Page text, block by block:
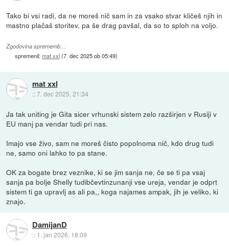
Tako bi vsi radi, da ne moreš nič sam in za vsako stvar kličeš njih in
mastno plačaš storitev, pa še drag pavšal, da so to sploh na voljo.
Zgodovina sprememb…
spremenil:mat xxl(7. dec 2025 ob 05:49)
mat xxl
::7. dec 2025, 21:34
Ja tak uniting je Gita sicer vrhunski sistem zelo razširjen v Rusiji v
EU manj pa vendar tudi pri nas.
Imajo vse živo, sam ne moreš čisto popolnoma nič, kdo drug tudi
ne, samo oni lahko to pa stane.
OK za bogate brez veznike, ki se jim sanja ne, če se ti pa vsaj
sanja pa bolje Shelly tudibčevtinzunanji vse ureja, vendar je odprt
sistem ti ga upravlj as ali pa,, koga najames ampak, jih je veliko, ki
znajo.
DamijanD
:: 1. jan 2026, 18:09